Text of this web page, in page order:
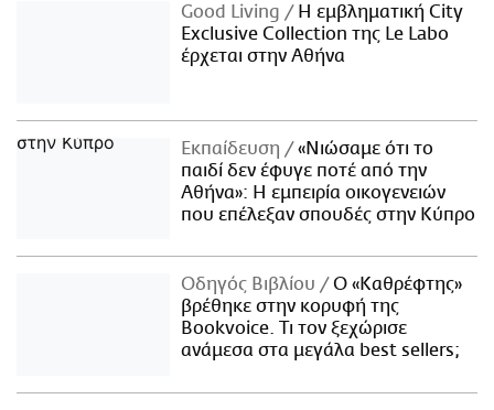
Good Living
Η εμβληματική City
Exclusive Collection της Le Labo
έρχεται στην Αθήνα
Εκπαίδευση
«Νιώσαμε ότι το
παιδί δεν έφυγε ποτέ από την
Αθήνα»: Η εμπειρία οικογενειών
που επέλεξαν σπουδές στην Κύπρο
Οδηγός Βιβλίου
Ο «Καθρέφτης»
βρέθηκε στην κορυφή της
Bookvoice. Τι τον ξεχώρισε
ανάμεσα στα μεγάλα best sellers;